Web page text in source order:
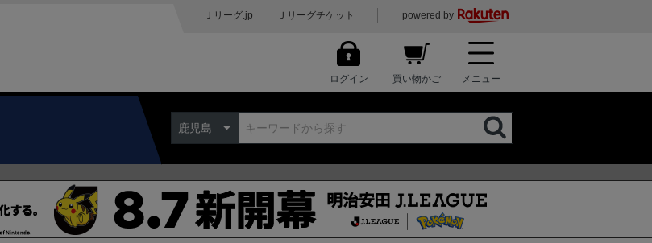
Ｊリーグ.jp Ｊリーグチケット powered by
ログイン 買い物かご メニュー
鹿児島